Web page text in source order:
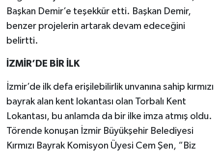
Başkan Demir’e teşekkür etti. Başkan Demir,
benzer projelerin artarak devam edeceğini
belirtti.
İZMİR’DE BİR İLK
İzmir’de ilk defa erişilebilirlik unvanına sahip kırmızı
bayrak alan kent lokantası olan Torbalı Kent
Lokantası, bu anlamda da bir ilke imza atmış oldu.
Törende konuşan İzmir Büyükşehir Belediyesi
Kırmızı Bayrak Komisyon Üyesi Cem Şen, “Biz